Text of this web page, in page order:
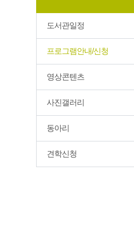
도서관일정
프로그램안내/신청
영상콘텐츠
사진갤러리
동아리
견학신청